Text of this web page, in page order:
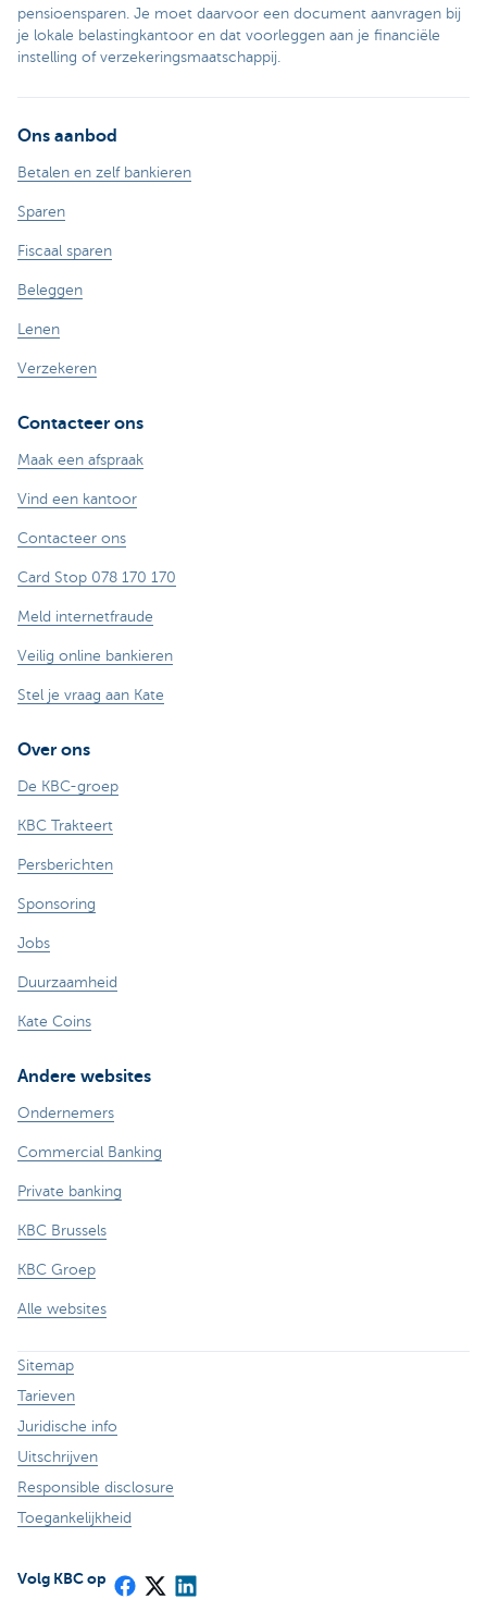
pensioensparen. Je moet daarvoor een document aanvragen bij
je lokale belastingkantoor en dat voorleggen aan je financiële
instelling of verzekeringsmaatschappij.
Ons aanbod
Betalen en zelf bankieren
Sparen
Fiscaal sparen
Beleggen
Lenen
Verzekeren
Contacteer ons
Maak een afspraak
Vind een kantoor
Contacteer ons
Card Stop 078 170 170
Meld internetfraude
Veilig online bankieren
Stel je vraag aan Kate
Over ons
De KBC-groep
KBC Trakteert
Persberichten
Sponsoring
Jobs
Duurzaamheid
Kate Coins
Andere websites
Ondernemers
Commercial Banking
Private banking
KBC Brussels
KBC Groep
Alle websites
Sitemap
Tarieven
Juridische info
Uitschrijven
Responsible disclosure
Toegankelijkheid
Volg KBC op